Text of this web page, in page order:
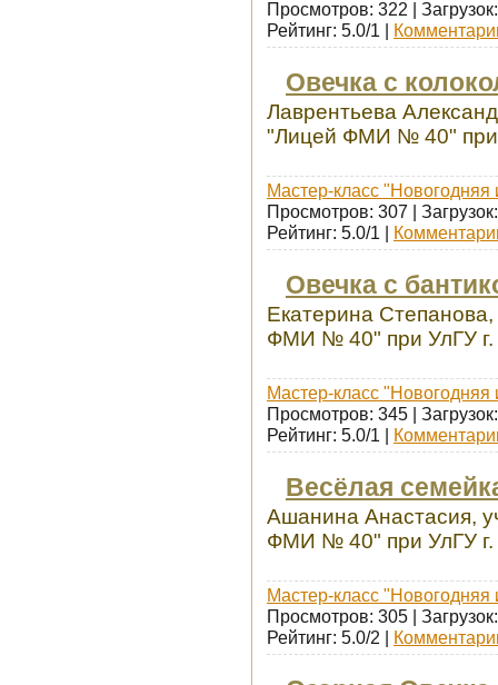
Просмотров: 322 |
Рейтинг: 5.0/1 |
Овечка с
Лаврентьева
"Лицей ФМИ № 40" при
Мастер-класс
Просмотров: 307 |
Рейтинг: 5.0/1 |
Овечка с
Екатерина
ФМИ № 40" при УлГУ г.
Мастер-класс
Просмотров: 345 |
Рейтинг: 5.0/1 |
Весёлая
Ашанина Анастасия,
ФМИ № 40" при УлГУ г.
Мастер-класс
Просмотров: 305 |
Рейтинг: 5.0/2 |